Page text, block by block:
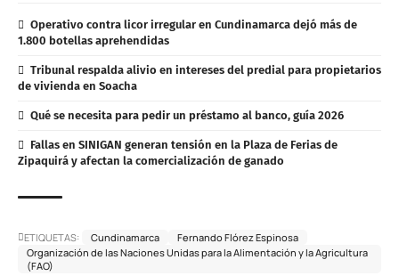
Operativo contra licor irregular en Cundinamarca dejó más de
1.800 botellas aprehendidas
Tribunal respalda alivio en intereses del predial para propietarios
de vivienda en Soacha
Qué se necesita para pedir un préstamo al banco, guía 2026
Fallas en SINIGAN generan tensión en la Plaza de Ferias de
Zipaquirá y afectan la comercialización de ganado
ETIQUETAS: Cundinamarca
Fernando Flórez Espinosa
Organización de las Naciones Unidas para la Alimentación y la Agricultura
(FAO)